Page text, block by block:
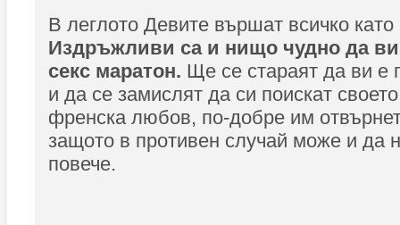
В леглото Девите вършат всичко като
Издръжливи са и нищо чудно да ви
секс маратон. Ще се стараят да ви е
и да се замислят да си поискат
френска любов, по-добре им
защото в противен случай може и да
повече.